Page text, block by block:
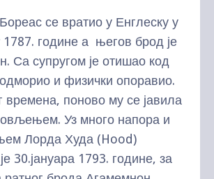
се вратио у Енглеску у
1787. године а његов брод је
Са супругом је отишао код
и физички опоравио.
времена, поново му се јавила
Уз много напора и
Лорда Худа (Hood)
30.јануара 1793. године, за